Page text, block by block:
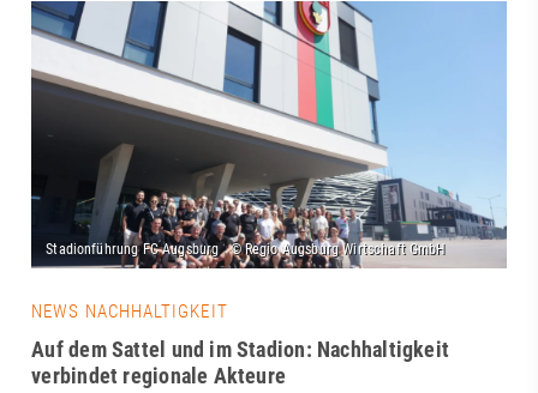
NEWS NACHHALTIGKEIT
Auf dem Sattel und im Stadion: Nachhaltigkeit
verbindet regionale Akteure